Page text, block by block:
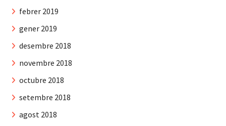
febrer 2019
gener 2019
desembre 2018
novembre 2018
octubre 2018
setembre 2018
agost 2018